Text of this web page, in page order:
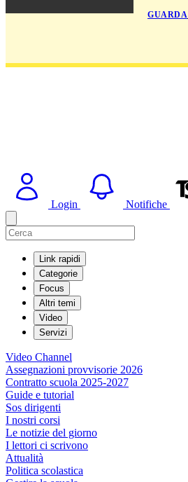
guarda
Login Notifiche
Link rapidi
Categorie
Focus
Altri temi
Video
Servizi
Video Channel
Assegnazioni provvisorie 2026
Contratto scuola 2025-2027
Guide e tutorial
Sos dirigenti
I nostri corsi
Le notizie del giorno
I lettori ci scrivono
Attualità
Politica scolastica